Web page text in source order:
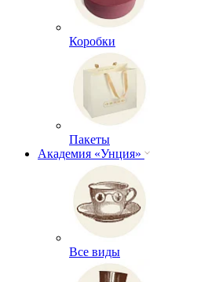
Коробки
Пакеты
Академия «Унция»
Все виды